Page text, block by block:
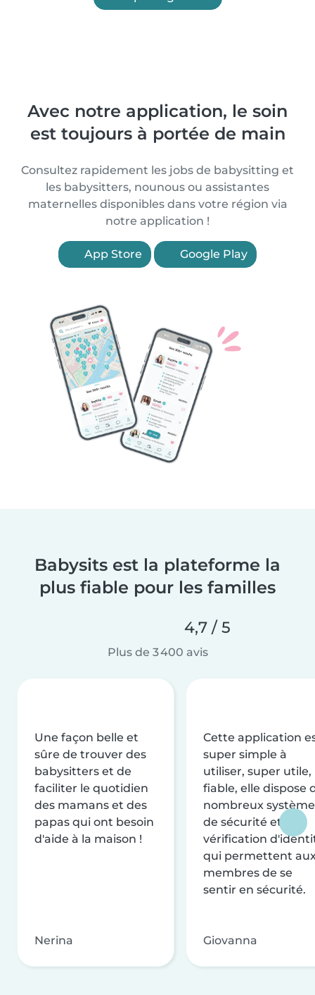
Avec notre application, le soin
est toujours à portée de main
Consultez rapidement les jobs de babysitting et
les babysitters, nounous ou assistantes
maternelles disponibles dans votre région via
notre application !
App Store Google Play
Babysits est la plateforme la
plus fiable pour les familles
4,7 / 5
Plus de 3 400 avis
Une façon belle et
sûre de trouver des
babysitters et de
faciliter le quotidien
des mamans et des
papas qui ont besoin
d'aide à la maison !
Nerina
Cette application
super simple à
utiliser, super utile,
fiable, elle dispose
nombreux
de sécurité et de
vérification
qui permettent
membres de se
sentir en sécurité.
Giovanna